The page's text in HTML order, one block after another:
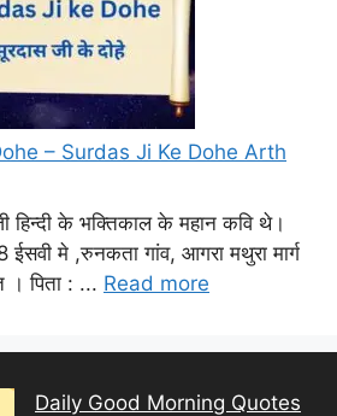
– Surdas Ji Ke Dohe Arth
हिन्दी के भक्तिकाल के महान कवि थे।
मे ,रुनकता गांव, आगरा मथुरा मार्ग
। पिता : ... Read more
Daily Good Morning Quotes